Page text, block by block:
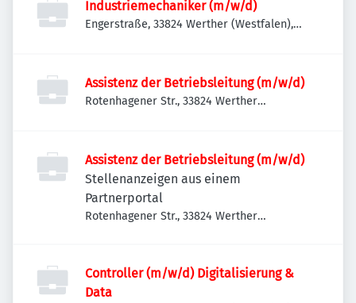
Industriemechaniker (m/w/d)
Engerstraße, 33824 Werther (Westfalen),
Assistenz der Betriebsleitung (m/w/d)
Rotenhagener Str., 33824 Werther
Assistenz der Betriebsleitung (m/w/d)
Stellenanzeigen aus einem
Partnerportal
Rotenhagener Str., 33824 Werther
Controller (m/w/d) Digitalisierung &
Data